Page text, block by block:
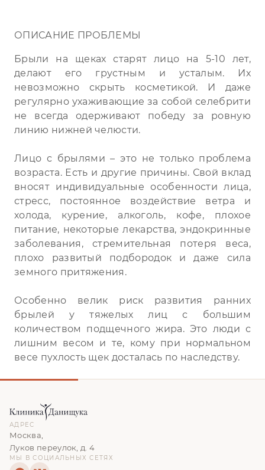
ОПИСАНИЕ ПРОБЛЕМЫ
Брыли на щеках старят лицо на 5-10 лет,
делают его грустным и усталым. Их
невозможно скрыть косметикой. И даже
регулярно ухаживающие за собой селебрити
не всегда одерживают победу за ровную
линию нижней челюсти.
Лицо с брылями – это не только проблема
возраста. Есть и другие причины. Свой вклад
вносят индивидуальные особенности лица,
стресс, постоянное воздействие ветра и
холода, курение, алкоголь, кофе, плохое
питание, некоторые лекарства, эндокринные
заболевания, стремительная потеря веса,
плохо развитый подбородок и даже сила
земного притяжения.
Особенно велик риск развития ранних
брылей у тяжелых лиц с большим
количеством подщечного жира. Это люди с
лишним весом и те, кому при нормальном
весе пухлость щек досталась по наследству.
АДРЕС
Москва,
Луков переулок, д. 4
МЫ В СОЦИАЛЬНЫХ СЕТЯХ